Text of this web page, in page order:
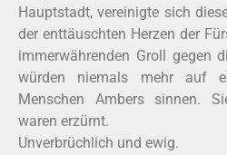
Hauptstadt, vereinigte sich
der enttäuschten Herzen der
immerwährenden Groll gegen
würden niemals mehr auf
Menschen Ambers sinnen.
waren erzürnt.
Unverbrüchlich und ewig.